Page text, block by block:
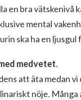
en bra vätskenivå
mental
ska ha en ljusgul
medvetet.
att äta medan
nöje. Många